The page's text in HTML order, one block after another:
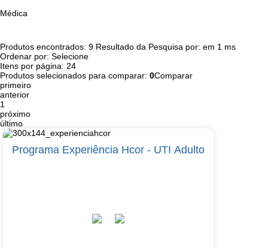
Médica
Produtos encontrados: 9 Resultado da Pesquisa por: em 1 ms
Ordenar por:
Itens por página:
Produtos selecionados para comparar: 0Comparar
primeiro
anterior
1
próximo
último
Programa Experiência Hcor - UTI Adulto